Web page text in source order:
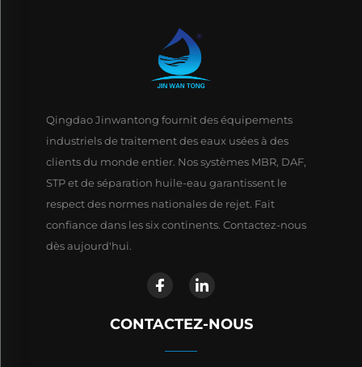
Qingdao Jinwantong fournit des équipements
industriels de traitement des eaux usées à des
clients du monde entier. Nos systèmes MBR, DAF,
STP et de séparation huile-eau garantissent le
respect des normes nationales de rejet. Fait
confiance dans les six continents. Contactez-nous
dès aujourd'hui.
CONTACTEZ-NOUS